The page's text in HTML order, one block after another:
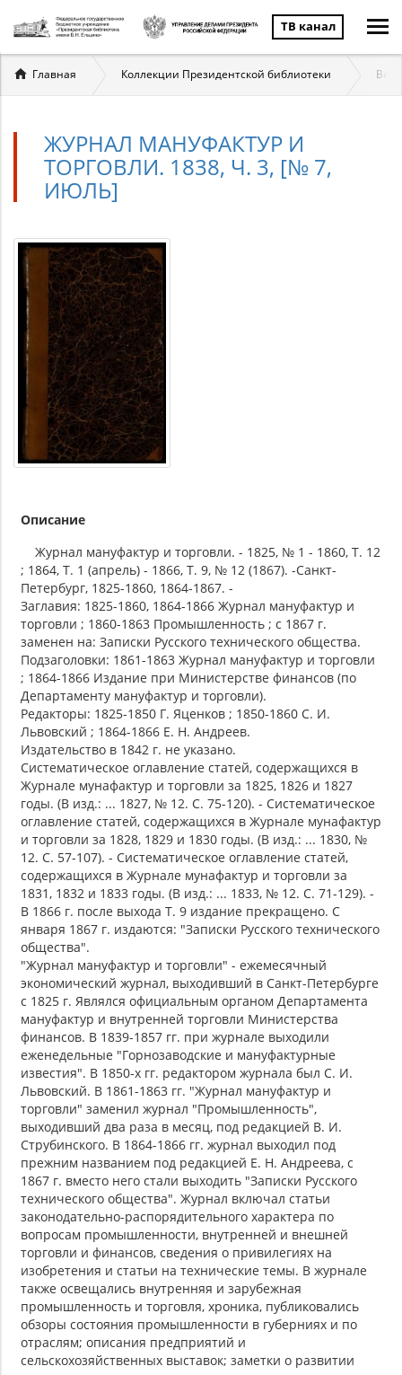
ТВ канал
Вы
здесь
Главная Коллекции Президентской библиотеки
ЖУРНАЛ МАНУФАКТУР И
ТОРГОВЛИ. 1838, Ч. 3, [№ 7,
ИЮЛЬ]
Описание
Журнал мануфактур и торговли. - 1825, № 1 - 1860, Т. 12
; 1864, Т. 1 (апрель) - 1866, Т. 9, № 12 (1867). -Санкт-
Петербург, 1825-1860, 1864-1867. -
Заглавия: 1825-1860, 1864-1866 Журнал мануфактур и
торговли ; 1860-1863 Промышленность ; с 1867 г.
заменен на: Записки Русского технического общества.
Подзаголовки: 1861-1863 Журнал мануфактур и торговли
; 1864-1866 Издание при Министерстве финансов (по
Департаменту мануфактур и торговли).
Редакторы: 1825-1850 Г. Яценков ; 1850-1860 С. И.
Львовский ; 1864-1866 Е. Н. Андреев.
Издательство в 1842 г. не указано.
Систематическое оглавление статей, содержащихся в
Журнале мунафактур и торговли за 1825, 1826 и 1827
годы. (В изд.: ... 1827, № 12. С. 75-120). - Систематическое
оглавление статей, содержащихся в Журнале мунафактур
и торговли за 1828, 1829 и 1830 годы. (В изд.: ... 1830, №
12. С. 57-107). - Систематическое оглавление статей,
содержащихся в Журнале мунафактур и торговли за
1831, 1832 и 1833 годы. (В изд.: ... 1833, № 12. С. 71-129). -
В 1866 г. после выхода Т. 9 издание прекращено. С
января 1867 г. издаются: "Записки Русского технического
общества".
"Журнал мануфактур и торговли" - ежемесячный
экономический журнал, выходивший в Санкт-Петербурге
с 1825 г. Являлся официальным органом Департамента
мануфактур и внутренней торговли Министерства
финансов. В 1839-1857 гг. при журнале выходили
еженедельные "Горнозаводские и мануфактурные
известия". В 1850-х гг. редактором журнала был С. И.
Львовский. В 1861-1863 гг. "Журнал мануфактур и
торговли" заменил журнал "Промышленность",
выходивший два раза в месяц, под редакцией В. И.
Струбинского. В 1864-1866 гг. журнал выходил под
прежним названием под редакцией Е. Н. Андреева, с
1867 г. вместо него стали выходить "Записки Русского
технического общества". Журнал включал статьи
законодательно-распорядительного характера по
вопросам промышленности, внутренней и внешней
торговли и финансов, сведения о привилегиях на
изобретения и статьи на технические темы. В журнале
также освещались внутренняя и зарубежная
промышленность и торговля, хроника, публиковались
обзоры состояния промышленности в губерниях и по
отраслям; описания предприятий и
сельскохозяйственных выставок; заметки о развитии